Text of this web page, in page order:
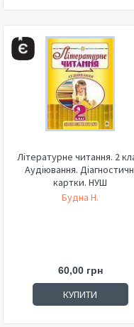
Літературне читання. 2
Аудіювання.
картки. НУШ
Будна Н.
60,00 грн
КУПИТИ